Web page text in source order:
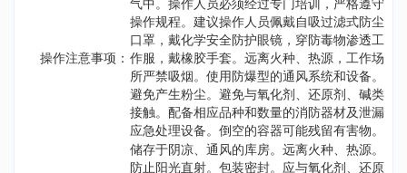
操作注意事项：
操作规程。建议操作人员佩戴自吸过滤式防尘
口罩，戴化学安全防护眼镜，穿防毒物渗透工
作服，戴橡胶手套。远离火种、热源，工作场
所严禁吸烟。使用防爆型的通风系统和设备。
避免产生粉尘。避免与氧化剂、还原剂、碱类
接触。配备相应品种和数量的消防器材及泄漏
应急处理设备。倒空的容器可能残留有害物。
储存于阴凉、通风的库房。远离火种、热源。
防止阳光直射。包装密封。应与氧化剂、还原